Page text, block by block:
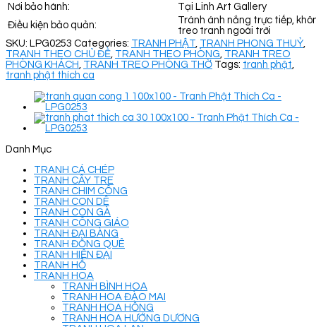
Nơi bảo hành:
Tại Linh Art Gallery
Điều kiện bảo quản:
Tránh ánh nắng trực tiếp,
treo tranh ngoài trời
SKU: LPG0253 Categories: TRANH PHẬT, TRANH PHONG THUỶ,
TRANH THEO CHỦ ĐỀ, TRANH THEO PHÒNG, TRANH TREO
PHÒNG KHÁCH, TRANH TREO PHÒNG THỜ Tags: tranh phật,
tranh phật thích ca
Danh Mục
TRANH CÁ CHÉP
TRANH CÂY TRE
TRANH CHIM CÔNG
TRANH CON DÊ
TRANH CON GÀ
TRANH CÔNG GIÁO
TRANH ĐẠI BÀNG
TRANH ĐỒNG QUÊ
TRANH HIỆN ĐẠI
TRANH HỔ
TRANH HOA
TRANH BÌNH HOA
TRANH HOA ĐÀO MAI
TRANH HOA HỒNG
TRANH HOA HƯỚNG DƯƠNG